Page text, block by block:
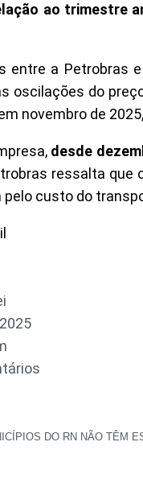
ao trimestre
entre a Petrobras
oscilações do
novembro de
desde
ressalta que
custo do